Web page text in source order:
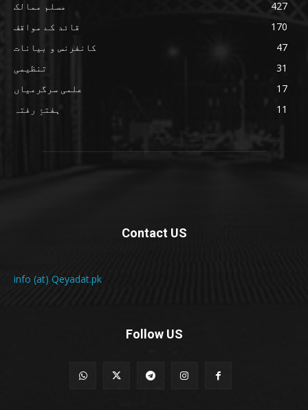
مسلم ممالک
427
قائد کے مواقف
170
کانفرنس و بیانات
47
تنظیمی
31
علمی سرگرمیاں
17
ہفتۂِ رفتہ
11
Contact US
info (at) Qeyadat.pk
Follow US